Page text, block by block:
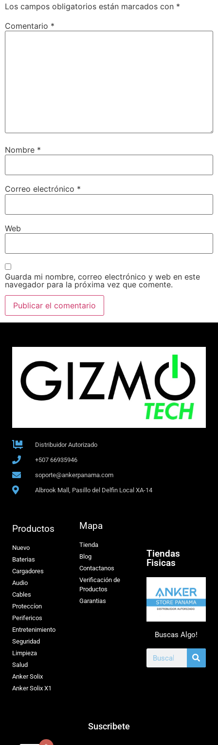
Los campos obligatorios están marcados con *
Comentario *
Nombre *
Correo electrónico *
Web
Guarda mi nombre, correo electrónico y web en este
navegador para la próxima vez que comente.
Distribuidor Autorizado
+507 66935946
soporte@ankerpanama.com
Albrook Mall, Pasillo del Delfin Local XA-14
Productos
Nuevo
Baterias
Cargadores
Audio
Cables
Proteccíon
Perifericos
Entretenimiento
Seguridad
Limpieza
Salud
Anker Solix
Anker Solix X1
Mapa
Tienda
Blog
Contactanos
Verificación de
Productos
Garantias
Tiendas
Fisicas
Buscas Algo!
Suscribete